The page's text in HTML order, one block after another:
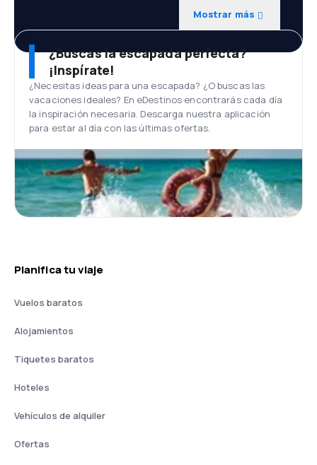
Mostrar más
¿Buscas la escapada perfecta?
¡Inspírate!
¿Necesitas ideas para una escapada? ¿O buscas las
vacaciones ideales? En eDestinos encontrarás cada día
la inspiración necesaria. Descarga nuestra aplicación
para estar al día con las últimas ofertas.
Planifica tu viaje
Vuelos baratos
Alojamientos
Tiquetes baratos
Hoteles
Vehículos de alquiler
Ofertas